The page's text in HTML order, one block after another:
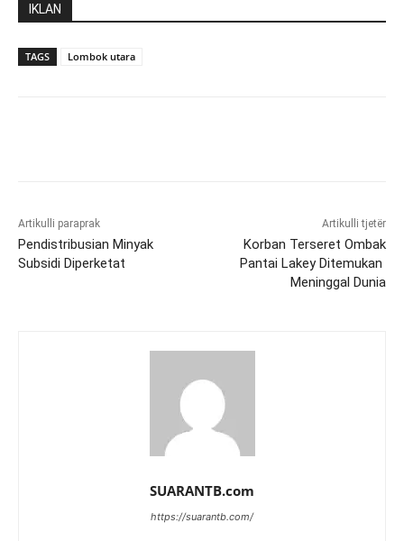
IKLAN
TAGS Lombok utara
Artikulli paraprak
Pendistribusian Minyak
Subsidi Diperketat
Artikulli tjetër
Korban Terseret Ombak
Pantai Lakey Ditemukan
Meninggal Dunia
SUARANTB.com
https://suarantb.com/